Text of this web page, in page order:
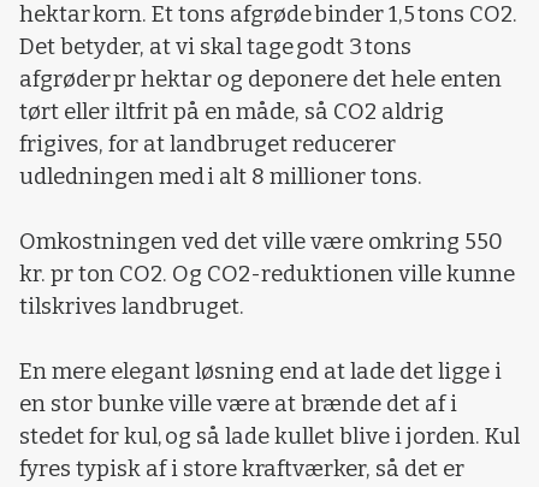
hektar korn. Et tons afgrøde binder 1,5 tons CO2.
Det betyder, at vi skal tage godt 3 tons
afgrøder pr hektar og deponere det hele enten
tørt eller iltfrit på en måde, så CO2 aldrig
frigives, for at landbruget reducerer
udledningen med i alt 8 millioner tons.
Omkostningen ved det ville være omkring 550
kr. pr ton CO2. Og CO2-reduktionen ville kunne
tilskrives landbruget.
En mere elegant løsning end at lade det ligge i
en stor bunke ville være at brænde det af i
stedet for kul, og så lade kullet blive i jorden. Kul
fyres typisk af i store kraftværker, så det er